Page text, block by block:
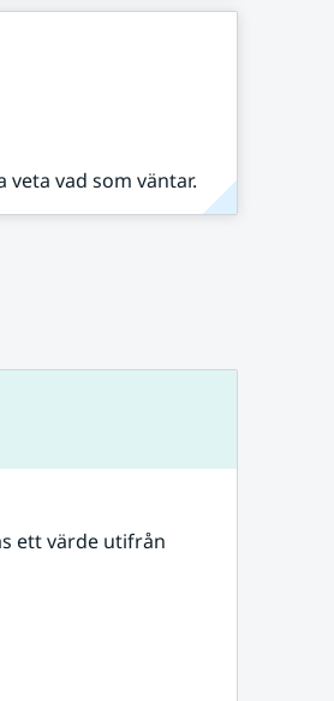
vad som väntar.
ett värde utifrån